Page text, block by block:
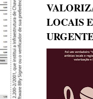
LOCAIS